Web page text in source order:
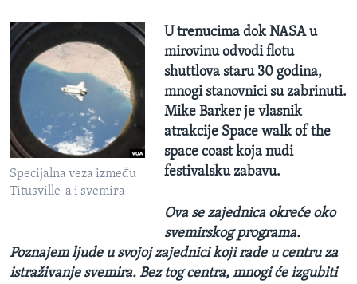
Specijalna veza između
Titusville-a i svemira
U trenucima dok NASA u
mirovinu odvodi flotu
shuttlova staru 30 godina,
mnogi stanovnici su zabrinuti.
Mike Barker je vlasnik
atrakcije Space walk of the
space coast koja nudi
festivalsku zabavu.
Ova se zajednica okreće oko
svemirskog programa.
Poznajem ljude u svojoj zajednici koji rade u centru za
istraživanje svemira. Bez tog centra, mnogi će izgubiti